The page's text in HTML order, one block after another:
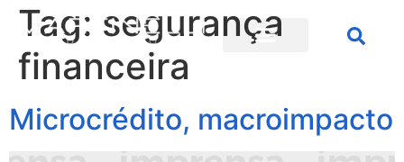
Tag: segurança
financeira
Microcrédito, macroimpacto